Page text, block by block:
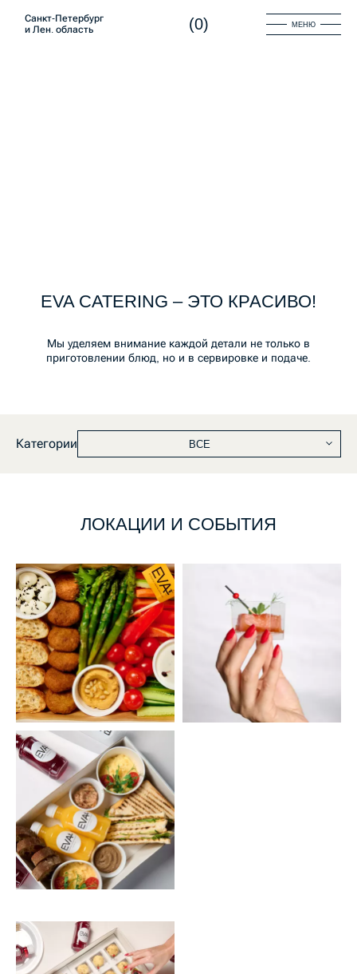
Санкт-Петербург
и Лен. область
(0) МЕНЮ
EVA CATERING – ЭТО КРАСИВО!
Мы уделяем внимание каждой детали не только в
приготовлении блюд, но и в сервировке и подаче.
Категории ВСЕ
ЛОКАЦИИ И СОБЫТИЯ